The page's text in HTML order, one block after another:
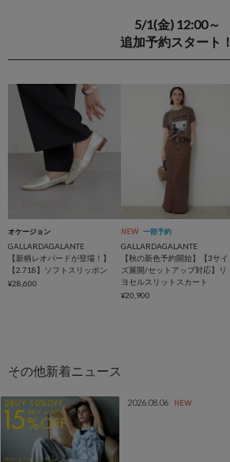
5/1(金) 12:00～
追加予約スタート！
オケージョン
GALLARDAGALANTE
【新柄レオパードが登場！】
【2.718】ソフトスリッポン
¥28,600
NEW 一部予約
GALLARDAGALANTE
【秋の新色予約開始】【3サイ
ズ展開/セットアップ対応】リ
ヨセルスリットスカート
¥20,900
2026.08.06 NEW